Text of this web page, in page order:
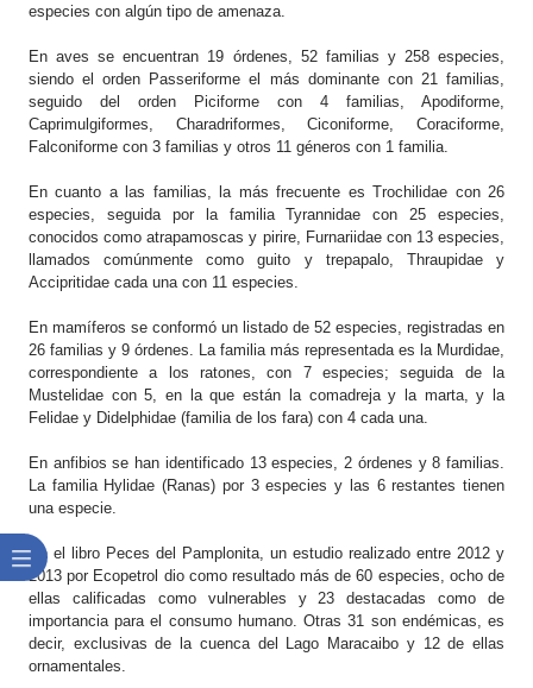
especies con algún tipo de amenaza.
En aves se encuentran 19 órdenes, 52 familias y 258 especies,
siendo el orden Passeriforme el más dominante con 21 familias,
seguido del orden Piciforme con 4 familias, Apodiforme,
Caprimulgiformes, Charadriformes, Ciconiforme, Coraciforme,
Falconiforme con 3 familias y otros 11 géneros con 1 familia.
En cuanto a las familias, la más frecuente es Trochilidae con 26
especies, seguida por la familia Tyrannidae con 25 especies,
conocidos como atrapamoscas y pirire, Furnariidae con 13 especies,
llamados comúnmente como guito y trepapalo, Thraupidae y
Accipritidae cada una con 11 especies.
En mamíferos se conformó un listado de 52 especies, registradas en
26 familias y 9 órdenes. La familia más representada es la Murdidae,
correspondiente a los ratones, con 7 especies; seguida de la
Mustelidae con 5, en la que están la comadreja y la marta, y la
Felidae y Didelphidae (familia de los fara) con 4 cada una.
En anfibios se han identificado 13 especies, 2 órdenes y 8 familias.
La familia Hylidae (Ranas) por 3 especies y las 6 restantes tienen
una especie.
En el libro Peces del Pamplonita, un estudio realizado entre 2012 y
2013 por Ecopetrol dio como resultado más de 60 especies, ocho de
ellas calificadas como vulnerables y 23 destacadas como de
importancia para el consumo humano. Otras 31 son endémicas, es
decir, exclusivas de la cuenca del Lago Maracaibo y 12 de ellas
ornamentales.​